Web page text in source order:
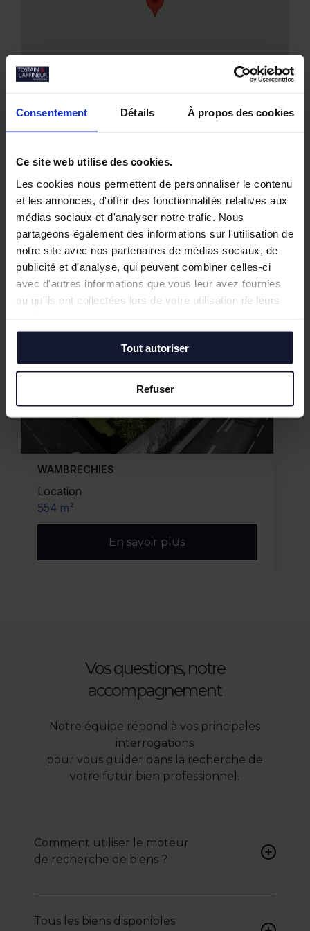
Consentement Détails À propos des cookies
Ce site web utilise des cookies.
Les cookies nous permettent de personnaliser le contenu
et les annonces, d'offrir des fonctionnalités relatives aux
médias sociaux et d'analyser notre trafic. Nous
partageons également des informations sur l'utilisation de
notre site avec nos partenaires de médias sociaux, de
publicité et d'analyse, qui peuvent combiner celles-ci
avec d'autres informations que vous leur avez fournies
ou qu'ils ont collectées lors de votre utilisation de leurs
Tout autoriser
Refuser
Nos biens similaires
WAMBRECHIES
Location
554 m²
En savoir plus
Vos questions, notre
accompagnement
Notre équipe répond à vos principales
interrogations
pour vous guider dans la recherche de
votre futur bien professionnel.
Comment utiliser le moteur
de recherche de biens ?
pour accéder à une liste de
Tous les biens disponibles